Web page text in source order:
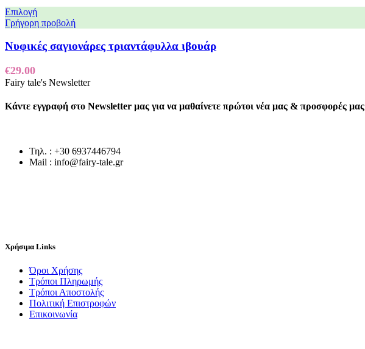
Επιλογή
Γρήγορη προβολή
Νυφικές σαγιονάρες τριαντάφυλλα ιβουάρ
€29.00
Fairy tale's Newsletter
Κάντε εγγραφή στο Newsletter μας για να μαθαίνετε πρώτοι νέα μας & προσφορές μας
Τηλ. : +30 6937446794
Mail : info@fairy-tale.gr
Χρήσιμα Links
Όροι Χρήσης
Τρόποι Πληρωμής
Τρόποι Αποστολής
Πολιτική Επιστροφών
Επικοινωνία